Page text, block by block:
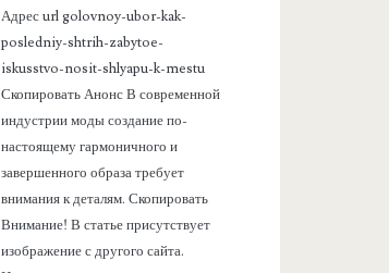
Адрес url golovnoy-ubor-kak-
posledniy-shtrih-zabytoe-
iskusstvo-nosit-shlyapu-k-mestu
Скопировать Анонс В современной
индустрии моды создание по-
настоящему гармоничного и
завершенного образа требует
внимания к деталям. Скопировать
Внимание! В статье присутствует
изображение с другого сайта.